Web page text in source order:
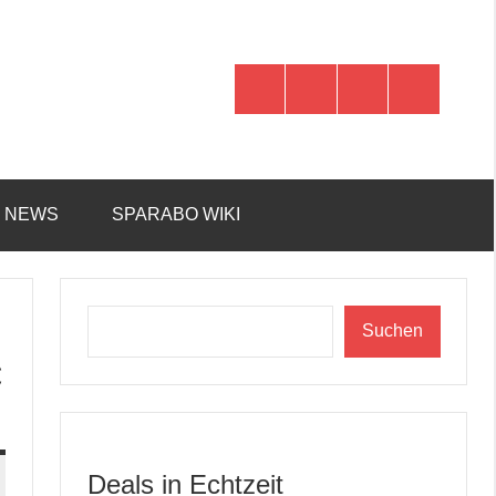
NEWS SPARABO WIKI
Suchen
Deals in Echtzeit